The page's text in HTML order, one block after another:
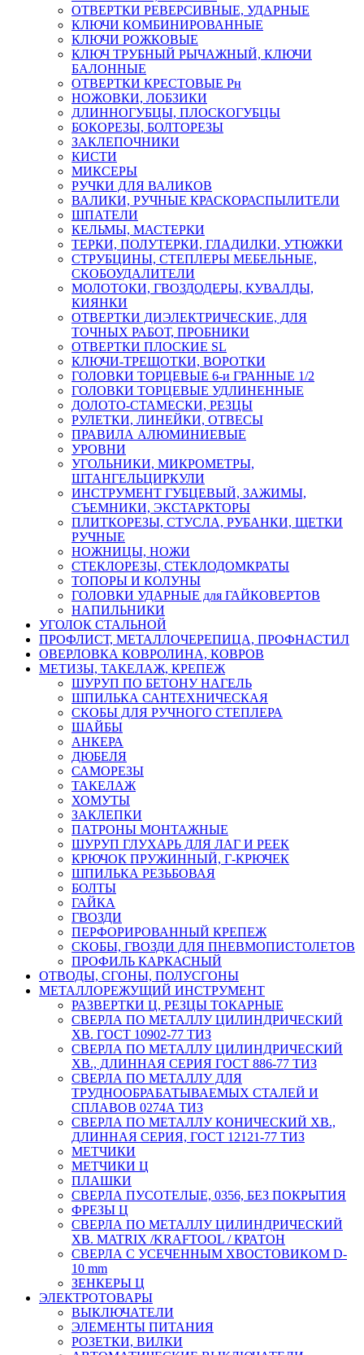
ОТВЕРТКИ РЕВЕРСИВНЫЕ, УДАРНЫЕ
КЛЮЧИ КОМБИНИРОВАННЫЕ
КЛЮЧИ РОЖКОВЫЕ
КЛЮЧ ТРУБНЫЙ РЫЧАЖНЫЙ, КЛЮЧИ
БАЛОННЫЕ
ОТВЕРТКИ КРЕСТОВЫЕ Рн
НОЖОВКИ, ЛОБЗИКИ
ДЛИННОГУБЦЫ, ПЛОСКОГУБЦЫ
БОКОРЕЗЫ, БОЛТОРЕЗЫ
ЗАКЛЕПОЧНИКИ
КИСТИ
МИКСЕРЫ
РУЧКИ ДЛЯ ВАЛИКОВ
ВАЛИКИ, РУЧНЫЕ КРАСКОРАСПЫЛИТЕЛИ
ШПАТЕЛИ
КЕЛЬМЫ, МАСТЕРКИ
ТЕРКИ, ПОЛУТЕРКИ, ГЛАДИЛКИ, УТЮЖКИ
СТРУБЦИНЫ, СТЕПЛЕРЫ МЕБЕЛЬНЫЕ,
СКОБОУДАЛИТЕЛИ
МОЛОТОКИ, ГВОЗДОДЕРЫ, КУВАЛДЫ,
КИЯНКИ
ОТВЕРТКИ ДИЭЛЕКТРИЧЕСКИЕ, ДЛЯ
ТОЧНЫХ РАБОТ, ПРОБНИКИ
ОТВЕРТКИ ПЛОСКИЕ SL
КЛЮЧИ-ТРЕЩОТКИ, ВОРОТКИ
ГОЛОВКИ ТОРЦЕВЫЕ 6-и ГРАННЫЕ 1/2
ГОЛОВКИ ТОРЦЕВЫЕ УДЛИНЕННЫЕ
ДОЛОТО-СТАМЕСКИ, РЕЗЦЫ
РУЛЕТКИ, ЛИНЕЙКИ, ОТВЕСЫ
ПРАВИЛА АЛЮМИНИЕВЫЕ
УРОВНИ
УГОЛЬНИКИ, МИКРОМЕТРЫ,
ШТАНГЕЛЬЦИРКУЛИ
ИНСТРУМЕНТ ГУБЦЕВЫЙ, ЗАЖИМЫ,
СЪЕМНИКИ, ЭКСТАРКТОРЫ
ПЛИТКОРЕЗЫ, СТУСЛА, РУБАНКИ, ЩЕТКИ
РУЧНЫЕ
НОЖНИЦЫ, НОЖИ
СТЕКЛОРЕЗЫ, СТЕКЛОДОМКРАТЫ
ТОПОРЫ И КОЛУНЫ
ГОЛОВКИ УДАРНЫЕ для ГАЙКОВЕРТОВ
НАПИЛЬНИКИ
УГОЛОК СТАЛЬНОЙ
ПРОФЛИСТ, МЕТАЛЛОЧЕРЕПИЦА, ПРОФНАСТИЛ
ОВЕРЛОВКА КОВРОЛИНА, КОВРОВ
МЕТИЗЫ, ТАКЕЛАЖ, КРЕПЕЖ
ШУРУП ПО БЕТОНУ НАГЕЛЬ
ШПИЛЬКА САНТЕХНИЧЕСКАЯ
СКОБЫ ДЛЯ РУЧНОГО СТЕПЛЕРА
ШАЙБЫ
АНКЕРА
ДЮБЕЛЯ
САМОРЕЗЫ
ТАКЕЛАЖ
ХОМУТЫ
ЗАКЛЕПКИ
ПАТРОНЫ МОНТАЖНЫЕ
ШУРУП ГЛУХАРЬ ДЛЯ ЛАГ И РЕЕК
КРЮЧОК ПРУЖИННЫЙ, Г-КРЮЧЕК
ШПИЛЬКА РЕЗЬБОВАЯ
БОЛТЫ
ГАЙКА
ГВОЗДИ
ПЕРФОРИРОВАННЫЙ КРЕПЕЖ
СКОБЫ, ГВОЗДИ ДЛЯ ПНЕВМОПИСТОЛЕТОВ
ПРОФИЛЬ КАРКАСНЫЙ
ОТВОДЫ, СГОНЫ, ПОЛУСГОНЫ
МЕТАЛЛОРЕЖУЩИЙ ИНСТРУМЕНТ
РАЗВЕРТКИ Ц, РЕЗЦЫ ТОКАРНЫЕ
СВЕРЛА ПО МЕТАЛЛУ ЦИЛИНДРИЧЕСКИЙ
ХВ. ГОСТ 10902-77 ТИЗ
СВЕРЛА ПО МЕТАЛЛУ ЦИЛИНДРИЧЕСКИЙ
ХВ., ДЛИННАЯ СЕРИЯ ГОСТ 886-77 ТИЗ
СВЕРЛА ПО МЕТАЛЛУ ДЛЯ
ТРУДНООБРАБАТЫВАЕМЫХ СТАЛЕЙ И
СПЛАВОВ 0274А ТИЗ
СВЕРЛА ПО МЕТАЛЛУ КОНИЧЕСКИЙ ХВ.,
ДЛИННАЯ СЕРИЯ, ГОСТ 12121-77 ТИЗ
МЕТЧИКИ
МЕТЧИКИ Ц
ПЛАШКИ
СВЕРЛА ПУСОТЕЛЫЕ, 0356, БЕЗ ПОКРЫТИЯ
ФРЕЗЫ Ц
СВЕРЛА ПО МЕТАЛЛУ ЦИЛИНДРИЧЕСКИЙ
ХВ. MATRIX /KRAFTOOL / КРАТОН
СВЕРЛА С УСЕЧЕННЫМ ХВОСТОВИКОМ D-
10 mm
ЗЕНКЕРЫ Ц
ЭЛЕКТРОТОВАРЫ
ВЫКЛЮЧАТЕЛИ
ЭЛЕМЕНТЫ ПИТАНИЯ
РОЗЕТКИ, ВИЛКИ